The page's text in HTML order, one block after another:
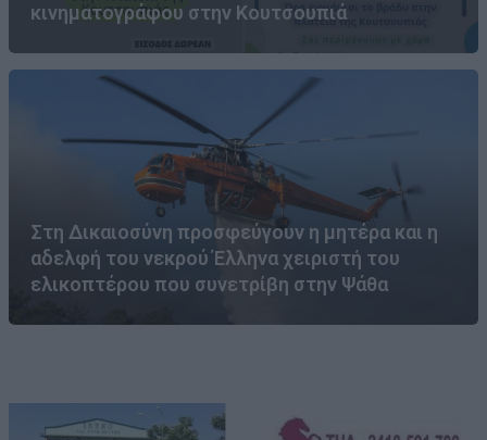
κινηματογράφου στην Κουτσουπιά
Στη Δικαιοσύνη προσφεύγουν η μητέρα και η
αδελφή του νεκρού Έλληνα χειριστή του
ελικοπτέρου που συνετρίβη στην Ψάθα